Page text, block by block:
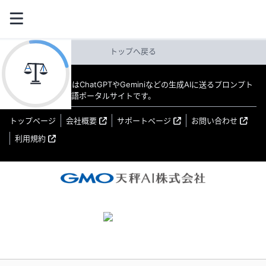
トップへ戻る
教えてAI byGMO はChatGPTやGeminiなどの生成AIに送るプロンプト
（指示文）の日本語ポータルサイトです。
トップページ 会社概要 サポートページ
お問い合わせ
利用規約